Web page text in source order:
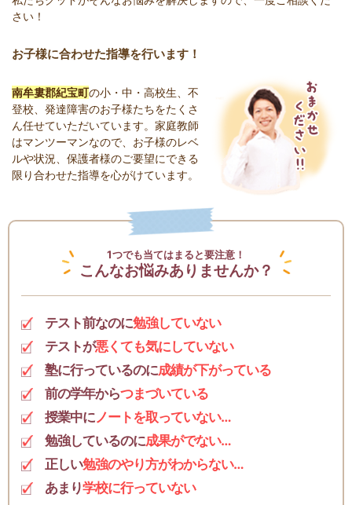
さい！
お子様に合わせた指導を行います！
南牟婁郡紀宝町の小・中・高校生、不
登校、発達障害のお子様たちをたくさ
ん任せていただいています。家庭教師
はマンツーマンなので、お子様のレベ
ルや状況、保護者様のご要望にできる
限り合わせた指導を心がけています。
1つでも当てはまると要注意！
こんなお悩みありませんか？
テスト前なのに勉強していない
テストが悪くても気にしていない
塾に行っているのに成績が下がっている
前の学年からつまづいている
授業中にノートを取っていない…
勉強しているのに成果がでない…
正しい勉強のやり方がわからない…
あまり学校に行っていない